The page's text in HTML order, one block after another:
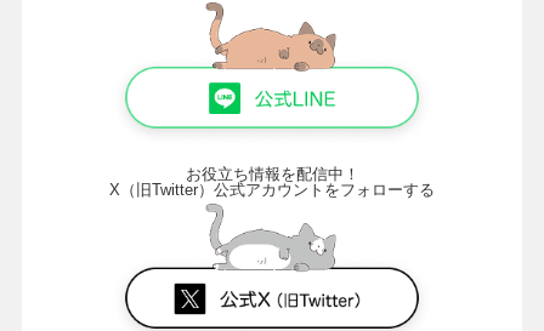
お役立ち情報を配信中！
X（旧Twitter）公式アカウントをフォローする